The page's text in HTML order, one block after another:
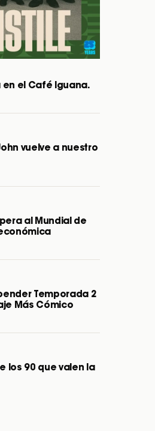
en el Café Iguana.
vuelve a nuestro
al Mundial de
Temporada 2
Más Cómico
los 90 que valen la